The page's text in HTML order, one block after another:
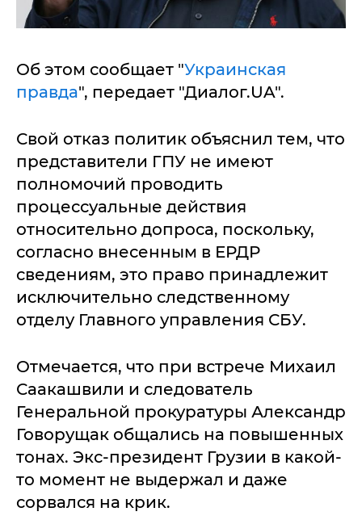
Об этом сообщает "Украинская
правда", передает "Диалог.UA".
Свой отказ политик объяснил тем, что
представители ГПУ не имеют
полномочий проводить
процессуальные действия
относительно допроса, поскольку,
согласно внесенным в ЕРДР
сведениям, это право принадлежит
исключительно следственному
отделу Главного управления СБУ.
Отмечается, что при встрече Михаил
Саакашвили и следователь
Генеральной прокуратуры Александр
Говорущак общались на повышенных
тонах. Экс-президент Грузии в какой-
то момент не выдержал и даже
сорвался на крик.